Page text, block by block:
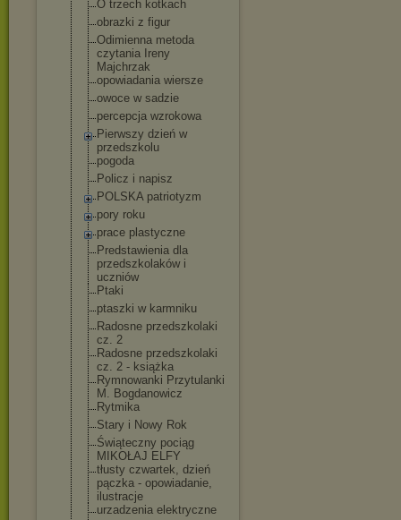
O trzech kotkach
obrazki z figur
Odimienna metoda
czytania Ireny
Majchrzak
opowiadania wiersze
owoce w sadzie
percepcja wzrokowa
Pierwszy dzień w
przedszkolu
pogoda
Policz i napisz
POLSKA patriotyzm
pory roku
prace plastyczne
Predstawienia dla
przedszkolaków i
uczniów
Ptaki
ptaszki w karmniku
Radosne przedszkolaki
cz. 2
Radosne przedszkolaki
cz. 2 - książka
Rymnowanki Przytulanki
M. Bogdanowicz
Rytmika
Stary i Nowy Rok
Świąteczny pociąg
MIKOŁAJ ELFY
tłusty czwartek, dzień
pączka - opowiadanie,
ilustracje
urzadzenia elektryczne